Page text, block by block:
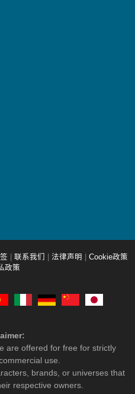
联系我们 法律声明
Cookie政策
政策
are offered for free for strictly
use.
brands, or universes that
respective owners.